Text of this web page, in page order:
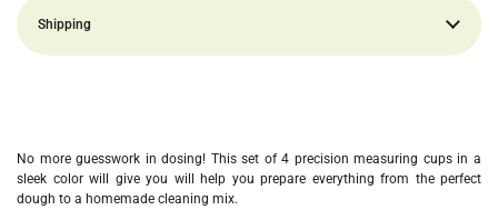
Shipping
No more guesswork in dosing! Thisset of 4 precision measuring cupsin a
sleek color will give you will help you prepare everything from the perfect
dough to a homemade cleaning mix.